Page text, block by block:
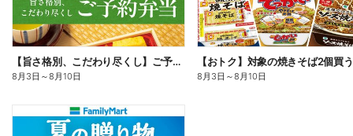
【旨さ格別、こだわり尽くし】ご予約弁当
8月3日 ～8月10日 8月3日 ～8月10日